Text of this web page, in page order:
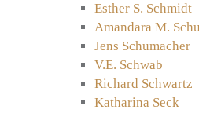
Esther S. Schmidt
Amandara M.
Jens Schumacher
V.E. Schwab
Richard Schwartz
Katharina Seck